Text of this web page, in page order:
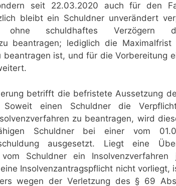
seit 22.03.2020 auch für den
bleibt ein Schuldner unverändert
ohne schuldhaftes Verzögern
beantragen; lediglich die
beantragen ist, und für die Vorbereitung
betrifft die befristete Aussetzung
Soweit einen Schuldner die
zu beantragen, wird
Schuldner bei einer vom
ausgesetzt. Liegt eine
Schuldner ein Insolvenzverfahren
Insolvenzantragspflicht nicht vorliegt,
wegen der Verletzung des § 69